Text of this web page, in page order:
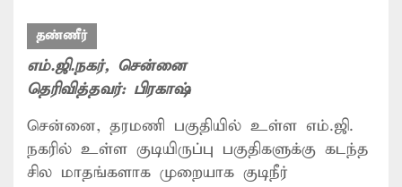
தண்ணீர்
எம்.ஜி.நகர், சென்னை
தெரிவித்தவர்: பிரகாஷ்
சென்னை, தரமணி பகுதியில் உள்ள எம்.ஜி.
நகரில் உள்ள குடியிருப்பு பகுதிகளுக்கு கடந்த
சில மாதங்களாக முறையாக குடிநீர்